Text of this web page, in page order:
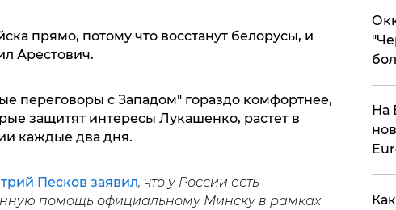
прямо, потому что восстанут белорусы, и
Арестович.
переговоры с Западом" гораздо комфортнее,
защитят интересы Лукашенко, растет в
каждые два дня.
Песков заявил, что у России есть
помощь официальному Минску в рамках
На